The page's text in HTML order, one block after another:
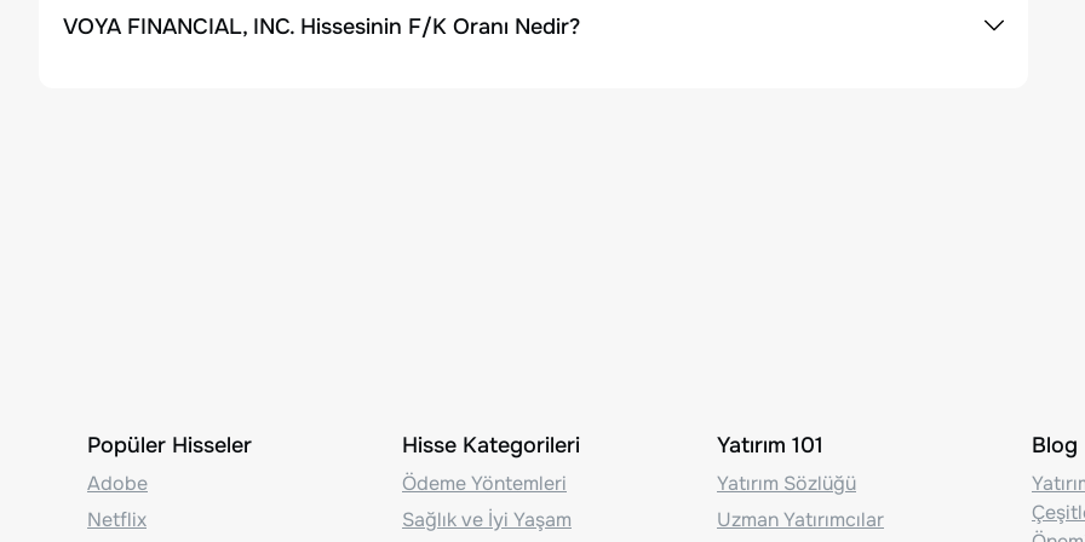
VOYA FINANCIAL, INC. Hissesinin F/K Oranı Nedir?
Popüler Hisseler
Adobe
Netflix
Hisse Kategorileri
Ödeme Yöntemleri
Sağlık ve İyi Yaşam
Yatırım 101
Yatırım Sözlüğü
Uzman Yatırımcılar
Blog